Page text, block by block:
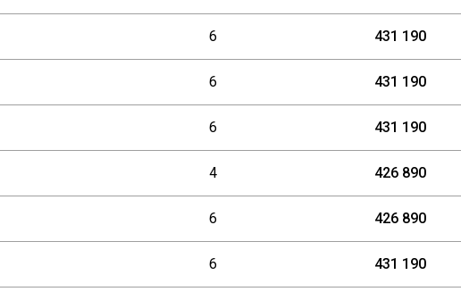
6 431 190
6 431 190
6 431 190
4 426 890
6 426 890
6 431 190